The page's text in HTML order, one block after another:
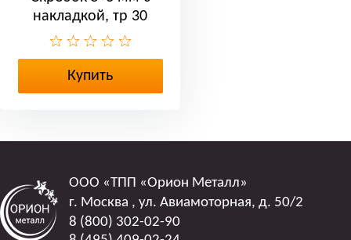
накладкой, тр 30
Купить
ООО «ТПП «Орион Металл»
г. Москва , ул. Авиамоторная, д. 50/2
8 (800) 302-02-90